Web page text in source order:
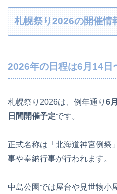
札幌祭り2026の開催情
2026年の日程は6月14日
札幌祭り2026は、例年通り 6
日間開催予定です。
正式名称は「北海道神宮例祭
事や奉納行事が行われます。
中島公園では屋台や見世物小